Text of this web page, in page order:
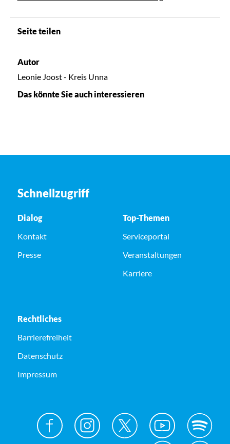
Seite teilen
Autor
Leonie Joost - Kreis Unna
Das könnte Sie auch interessieren
Schnellzugriff
Dialog
Kontakt
Presse
Top-Themen
Serviceportal
Veranstaltungen
Karriere
Rechtliches
Barrierefreiheit
Datenschutz
Impressum